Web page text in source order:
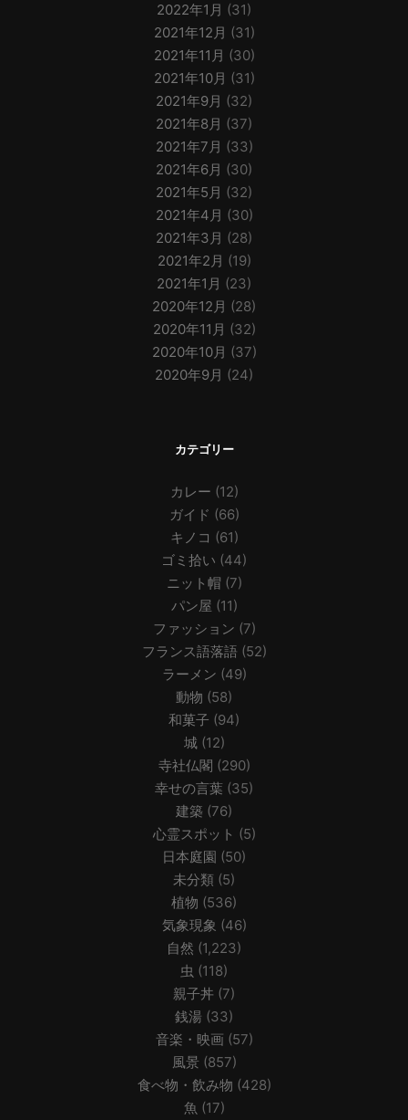
2022年1月 (31)
2021年12月 (31)
2021年11月 (30)
2021年10月 (31)
2021年9月 (32)
2021年8月 (37)
2021年7月 (33)
2021年6月 (30)
2021年5月 (32)
2021年4月 (30)
2021年3月 (28)
2021年2月 (19)
2021年1月 (23)
2020年12月 (28)
2020年11月 (32)
2020年10月 (37)
2020年9月 (24)
カテゴリー
カレー (12)
ガイド (66)
キノコ (61)
ゴミ拾い (44)
ニット帽 (7)
パン屋 (11)
ファッション (7)
フランス語落語 (52)
ラーメン (49)
動物 (58)
和菓子 (94)
城(12)
寺社仏閣 (290)
幸せの言葉 (35)
建築 (76)
心霊スポット (5)
日本庭園 (50)
未分類 (5)
植物 (536)
気象現象 (46)
自然 (1,223)
虫 (118)
親子丼 (7)
銭湯 (33)
音楽・映画 (57)
風景(857)
食べ物・飲み物 (428)
魚 (17)